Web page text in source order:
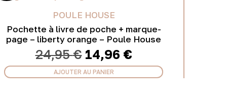
POULE HOUSE
Pochette à livre de poche + marque-
page – liberty orange – Poule House
24,95€ Le
prix
initial
14,96 €Le
prix
actuel
AJOUTER AU PANIER